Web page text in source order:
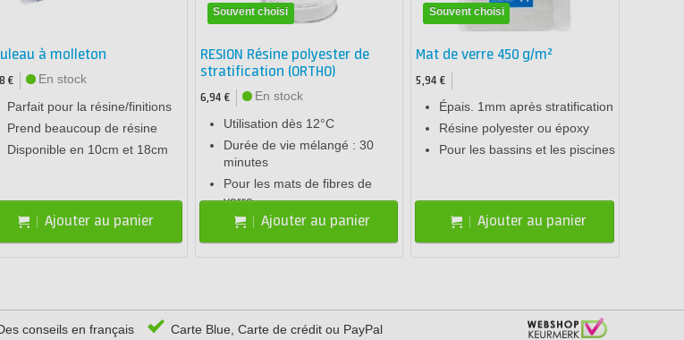
à molleton
€
En stock
Parfait pour la résine/finitions
Prend beaucoup de résine
Disponible en 10cm et 18cm
Ajouter au panier
Souvent choisi
RESION Résine polyester de
stratification (ORTHO)
6,94 €
En stock
Utilisation dès 12°C
Durée de vie mélangé : 30
minutes
Pour les mats de fibres de
verre
Ajouter au panier
Souvent choisi
Mat de verre 450 g/m²
5,94 €
Épais. 1mm après stratification
Résine polyester ou époxy
Pour les bassins et les piscines
Ajouter au panier
conseils en français Carte Blue, Carte de crédit ou PayPal